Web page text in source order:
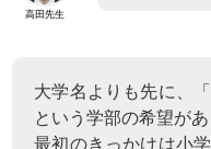
高田先生
大学名よりも先に、
という学部の希望があ
最初のきっかけは小